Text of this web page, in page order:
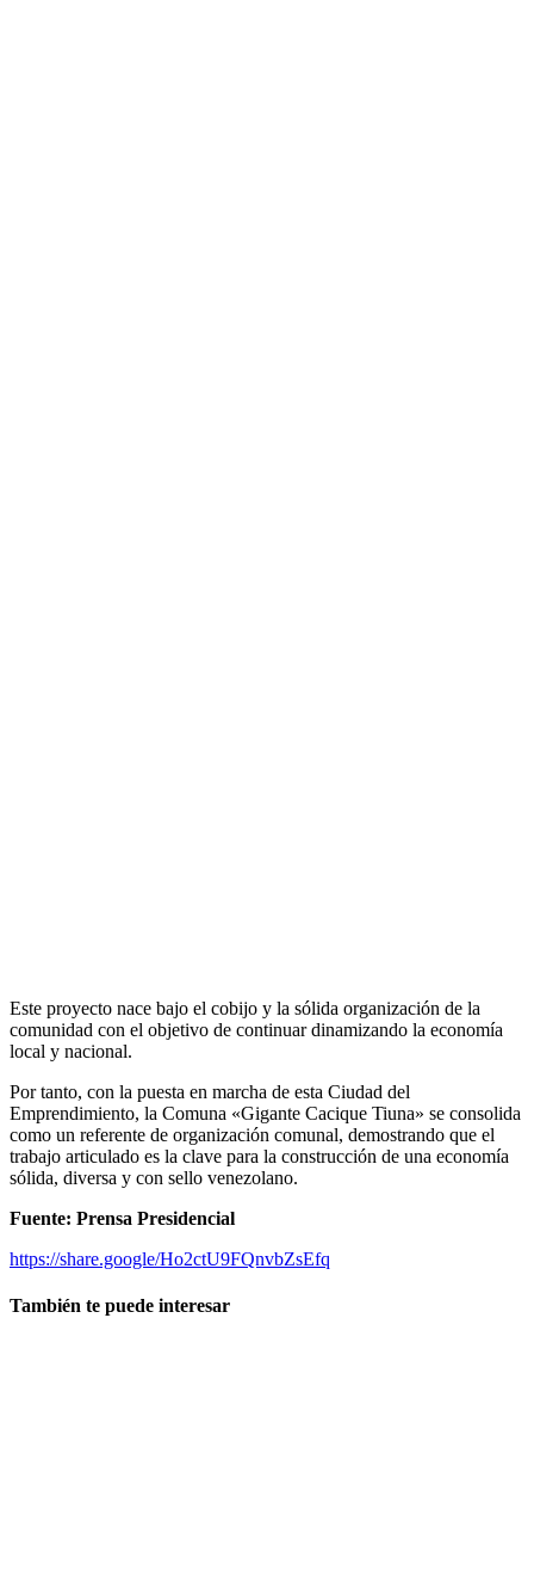
Este proyecto nace bajo el cobijo y la sólida organización de la
comunidad con el objetivo de continuar dinamizando la economía
local y nacional.
Por tanto, con la puesta en marcha de esta Ciudad del
Emprendimiento, la Comuna «Gigante Cacique Tiuna» se consolida
como un referente de organización comunal, demostrando que el
trabajo articulado es la clave para la construcción de una economía
sólida, diversa y con sello venezolano.
Fuente: Prensa Presidencial
https://share.google/Ho2ctU9FQnvbZsEfq
También te puede interesar